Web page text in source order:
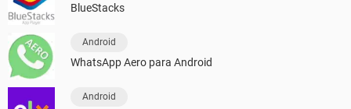
BlueStacks
Android
WhatsApp Aero para Android
Android